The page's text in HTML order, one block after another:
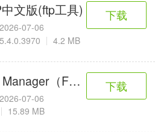
文版(ftp工具)
2026-07-06
4.2 MB
下载
（FTP客户端软件
2026-07-06
15.89 MB
下载